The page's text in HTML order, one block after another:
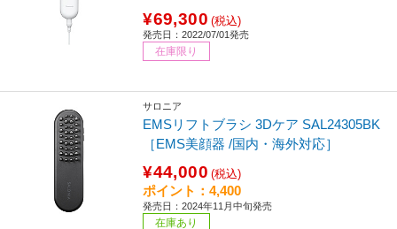
¥69,300 (税込)
発売日：2022/07/01発売
在庫限り
サロニア
EMSリフトブラシ 3Dケア SAL24305BK
［EMS美顔器 /国内・海外対応］
¥44,000 (税込)
ポイント：4,400
発売日：2024年11月中旬発売
在庫あり